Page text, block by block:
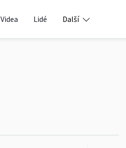
Videa Lidé Další